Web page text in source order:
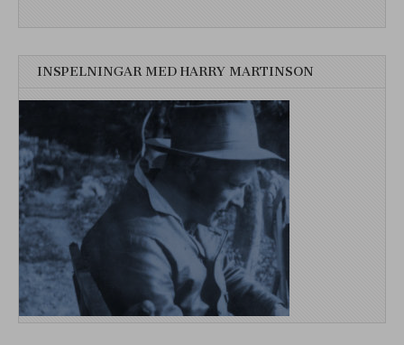
INSPELNINGAR MED HARRY MARTINSON